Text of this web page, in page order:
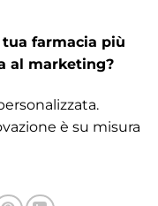
farmacia più
al marketing?
è su misura